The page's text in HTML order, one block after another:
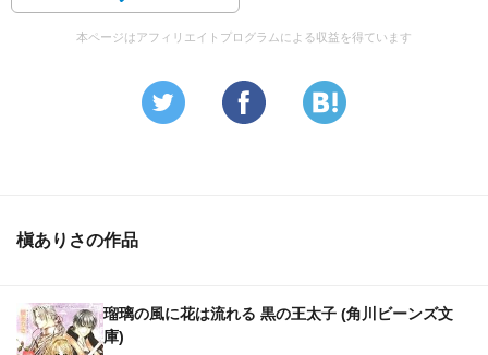
本ページはアフィリエイトプログラムによる収益を得ています
槇ありさの作品
瑠璃の風に花は流れる 黒の王太子 (角川ビーンズ文
庫)